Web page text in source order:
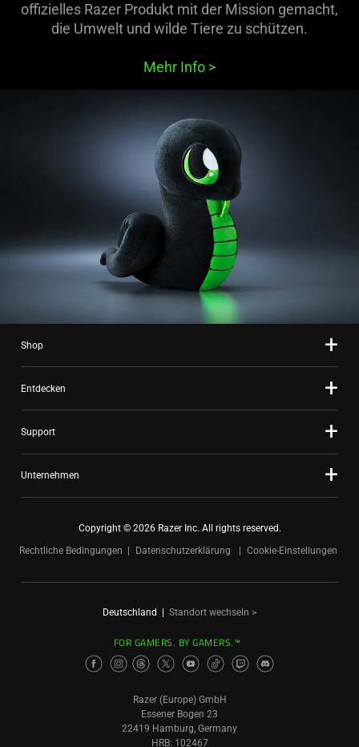
offizielles Razer Produkt mit der Mission gemacht,
die Umwelt und wilde Tiere zu schützen.
Mehr Info >
Shop
Entdecken
Support
Unternehmen
Copyright © 2026 Razer Inc. All rights reserved.
Rechtliche Bedingungen
Datenschutzerklärung Cookie-Einstellungen
Deutschland | Standort wechseln >
FOR GAMERS. BY GAMERS.™
Razer (Europe) GmbH
Essener Bogen 23
22419 Hamburg, Germany
HRB: 102467